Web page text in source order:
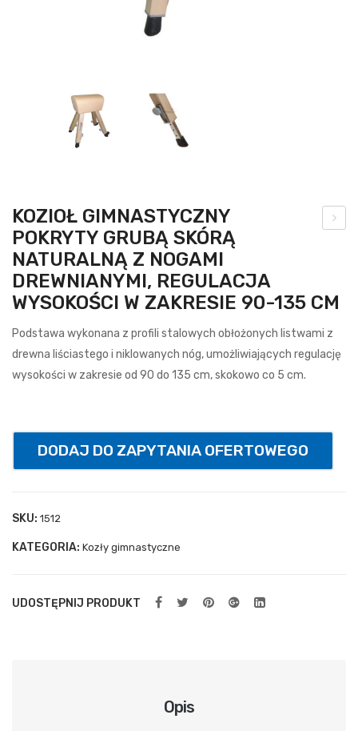
kos
za
uch
KOZIOŁ GIMNASTYCZNY
POKRYTY GRUBĄ SKÓRĄ
NATURALNĄ Z NOGAMI
DREWNIANYMI, REGULACJA
WYSOKOŚCI W ZAKRESIE 90-135 CM
Podstawa wykonana z profili stalowych obłożonych listwami z
drewna liściastego i niklowanych nóg, umożliwiających regulację
wysokości w zakresie od 90 do 135 cm, skokowo co 5 cm.
DODAJ DO ZAPYTANIA OFERTOWEGO
SKU: 1512
KATEGORIA: Kozły gimnastyczne
UDOSTĘPNIJ PRODUKT
Opis